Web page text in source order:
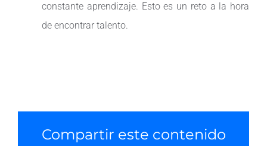
constante aprendizaje. Esto es un reto a la hora
de encontrar talento.
Compartir este contenido